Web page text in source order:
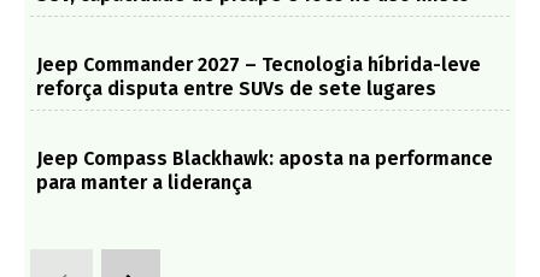
Jeep Commander 2027 – Tecnologia híbrida-leve
reforça disputa entre SUVs de sete lugares
Jeep Compass Blackhawk: aposta na performance
para manter a liderança